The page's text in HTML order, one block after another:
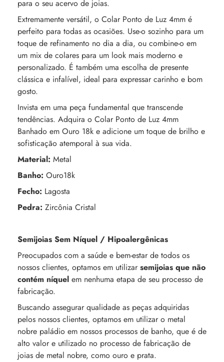
para o seu acervo de joias.
Extremamente versátil, o Colar Ponto de Luz 4mm é
perfeito para todas as ocasiões. Use-o sozinho para um
toque de refinamento no dia a dia, ou combine-o em
um mix de colares para um look mais moderno e
personalizado. É também uma escolha de presente
clássica e infalível, ideal para expressar carinho e bom
gosto.
Invista em uma peça fundamental que transcende
tendências. Adquira o Colar Ponto de Luz 4mm
Banhado em Ouro 18k e adicione um toque de brilho e
sofisticação atemporal à sua vida.
Material: Metal
Banho: Ouro18k
Fecho: Lagosta
Pedra: Zircônia Cristal
Semijoias Sem Níquel / Hipoalergênicas
Preocupados com a saúde e bem-estar de todos os
nossos clientes, optamos em utilizarsemijoias que não
contém níquel em nenhuma etapa de seu processo de
fabricação.
Buscando assegurar qualidade as peças adquiridas
pelos nossos clientes, optamos em utilizar o metal
nobre paládio em nossos processos de banho, que é de
alto valor e utilizado no processo de fabricação de
joias de metal nobre, como ouro e prata.